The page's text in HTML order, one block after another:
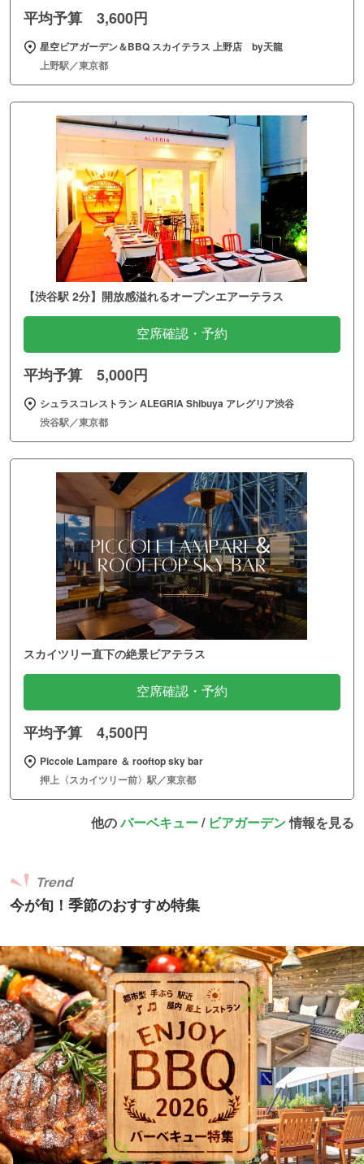
平均予算 3,600円
星空ビアガーデン＆BBQ スカイテラス 上野店 by天龍
上野駅／東京都
【渋谷駅 2分】開放感溢れるオープンエアーテラス
空席確認・予約
平均予算 5,000円
シュラスコレストラン ALEGRIA Shibuya アレグリア渋谷
渋谷駅／東京都
スカイツリー直下の絶景ビアテラス
空席確認・予約
平均予算 4,500円
Piccole Lampare ＆ rooftop sky bar
押上〈スカイツリー前〉駅／東京都
他のバーベキュー/ ビアガーデン情報を見る
今が旬！季節のおすすめ特集
Trend